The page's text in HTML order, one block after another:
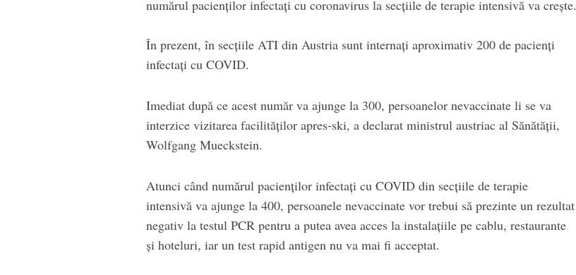
numărul pacienţilor infectaţi cu coronavirus la secţiile de terapie intensivă va creşte.
În prezent, în secțiile ATI din Austria sunt internaţi aproximativ 200 de pacienţi
infectaţi cu COVID.
Imediat după ce acest număr va ajunge la 300, persoanelor nevaccinate li se va
interzice vizitarea facilităţilor apres-ski, a declarat ministrul austriac al Sănătăţii,
Wolfgang Mueckstein.
Atunci când numărul pacienţilor infectaţi cu COVID din secţiile de terapie
intensivă va ajunge la 400, persoanele nevaccinate vor trebui să prezinte un rezultat
negativ la testul PCR pentru a putea avea acces la instalaţiile pe cablu, restaurante
şi hoteluri, iar un test rapid antigen nu va mai fi acceptat.